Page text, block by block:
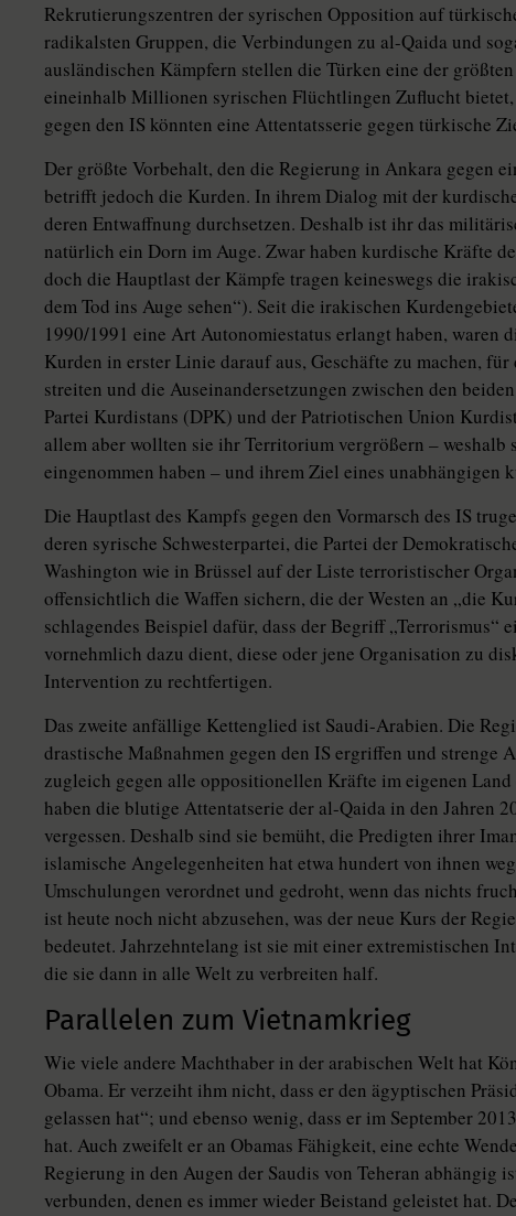
Rekrutierungszentren der syrischen Opposition auf
radikalsten Gruppen, die Verbindungen zu al-Qaida und
ausländischen Kämpfern stellen die Türken eine der
eineinhalb Millionen syrischen Flüchtlingen Zuflucht
gegen den IS könnten eine Attentatsserie gegen türkische
Der größte Vorbehalt, den die Regierung in Ankara gegen
betrifft jedoch die Kurden. In ihrem Dialog mit der
deren Entwaffnung durchsetzen. Deshalb ist ihr das
natürlich ein Dorn im Auge. Zwar haben kurdische Kräfte
doch die Hauptlast der Kämpfe tragen keineswegs die
dem Tod ins Auge sehen“). Seit die irakischen
1990/1991 eine Art Autonomiestatus erlangt haben, waren
Kurden in erster Linie darauf aus, Geschäfte zu machen,
streiten und die Auseinandersetzungen zwischen den
Partei Kurdistans (DPK) und der Patriotischen Union
allem aber wollten sie ihr Territorium vergrößern –
eingenommen haben – und ihrem Ziel eines unabhängigen
Die Hauptlast des Kampfs gegen den Vormarsch des IS
deren syrische Schwesterpartei, die Partei der
Washington wie in Brüssel auf der Liste terroristischer
offensichtlich die Waffen sichern, die der Westen an „die
schlagendes Beispiel dafür, dass der Begriff „Terrorismus“
vornehmlich dazu dient, diese oder jene Organisation zu
Intervention zu rechtfertigen.
Das zweite anfällige Kettenglied ist Saudi-Arabien. Die
drastische Maßnahmen gegen den IS ergriffen und strenge
zugleich gegen alle oppositionellen Kräfte im eigenen Land
haben die blutige Attentatserie der al-Qaida in den Jahren
vergessen. Deshalb sind sie bemüht, die Predigten ihrer
islamische Angelegenheiten hat etwa hundert von ihnen
Umschulungen verordnet und gedroht, wenn das nichts
ist heute noch nicht abzusehen, was der neue Kurs der
bedeutet. Jahrzehntelang ist sie mit einer extremistischen
die sie dann in alle Welt zu verbreiten half.
Parallelen zum Vietnamkrieg
Wie viele andere Machthaber in der arabischen Welt hat
Obama. Er verzeiht ihm nicht, dass er den ägyptischen
gelassen hat“; und ebenso wenig, dass er im September
hat. Auch zweifelt er an Obamas Fähigkeit, eine echte
Regierung in den Augen der Saudis von Teheran abhängig
verbunden, denen es immer wieder Beistand geleistet hat.